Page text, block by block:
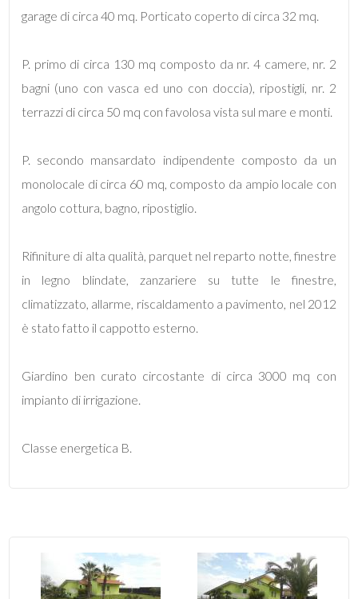
garage di circa 40 mq. Porticato coperto di circa 32 mq.
P. primo di circa 130 mq composto da nr. 4 camere, nr. 2
bagni (uno con vasca ed uno con doccia), ripostigli, nr. 2
terrazzi di circa 50 mq con favolosa vista sul mare e monti.
P. secondo mansardato indipendente composto da un
monolocale di circa 60 mq, composto da ampio locale con
angolo cottura, bagno, ripostiglio.
Rifiniture di alta qualità, parquet nel reparto notte, finestre
in legno blindate, zanzariere su tutte le finestre,
climatizzato, allarme, riscaldamento a pavimento, nel 2012
è stato fatto il cappotto esterno.
Giardino ben curato circostante di circa 3000 mq con
impianto di irrigazione.
Classe energetica B.
Qualsiasi
2
4
5
5+
minimi
2